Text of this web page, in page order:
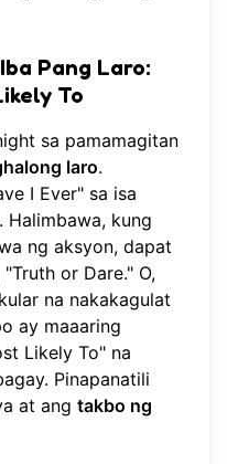
Pang Laro:
To
sa pamamagitan
laro.
I Ever" sa isa
. Halimbawa, kung
ng aksyon, dapat
or Dare." O,
na nakakagulat
ay maaaring
Likely To" na
Pinapanatili
at ang takbo ng